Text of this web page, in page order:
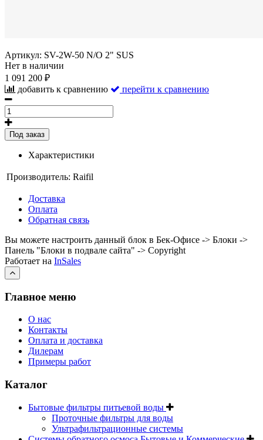
Артикул: SV-2W-50 N/O 2" SUS
Нет в наличии
1 091 200 ₽
добавить к сравнению
перейти к сравнению
Под заказ
Характеристики
Производитель: Raifil
Доставка
Оплата
Обратная связь
Вы можете настроить данный блок в Бек-Офисе -> Блоки ->
Панель "Блоки в подвале сайта" -> Copyright
Работает на InSales
Главное меню
О нас
Контакты
Оплата и доставка
Дилерам
Примеры работ
Каталог
Бытовые фильтры питьевой воды
Проточные фильтры для воды
Ультрафильтрационные системы